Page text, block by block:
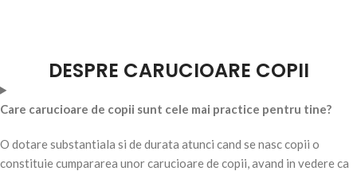
DESPRE CARUCIOARE COPII
Care carucioare de copii sunt cele mai practice pentru tine?
O dotare substantiala si de durata atunci cand se nasc copii o
constituie cumpararea unor carucioare de copii, avand in vedere ca